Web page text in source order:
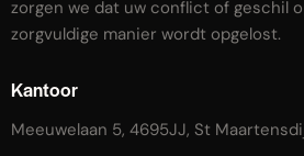
zorgen we dat uw conflict of geschil
zorgvuldige manier wordt opgelost.
Kantoor
Meeuwelaan 5, 4695JJ, St